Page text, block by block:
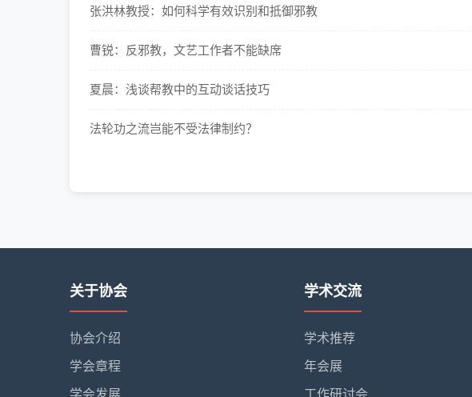
张洪林教授：如何科学有效识别和抵御邪教
曹锐：反邪教，文艺工作者不能缺席
夏晨：浅谈帮教中的互动谈话技巧
法轮功之流岂能不受法律制约？
关于协会
协会介绍
学会章程
学会发展
学术交流
学术推荐
年会展
工作研讨会